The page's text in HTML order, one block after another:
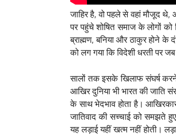
जाहिर है, वो पहले से वहां मौजूद
पर पहुंचे शोषित समाज के लोगों को
ब्राह्मण, बनिया और ठाकुर होने के
को लग गया कि विदेशी धरती पर जब
सालों तक इसके खिलाफ संघर्ष करने
आखिर दुनिया भी भारत की जाति
के साथ भेदभाव होता है। आखिरकार
जातिवाद की सच्चाई को समझते
यह लड़ाई यहीं खत्म नहीं होती।